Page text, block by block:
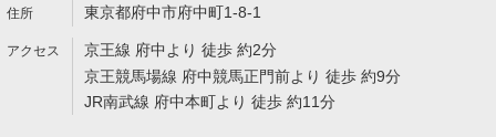
東京都府中市府中町1-8-1
京王線 府中より 徒歩 約2分
京王競馬場線 府中競馬正門前より 徒歩 約9分
JR南武線 府中本町より 徒歩 約11分